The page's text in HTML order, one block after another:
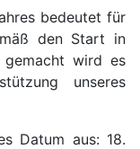
bedeutet für
den Start in
gemacht wird es
unseres
Datum aus: 18.